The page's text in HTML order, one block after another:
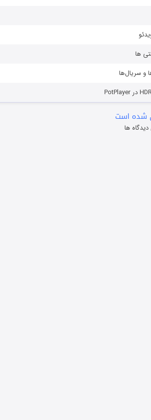
ها
و سریال‌ها
شده است
ها